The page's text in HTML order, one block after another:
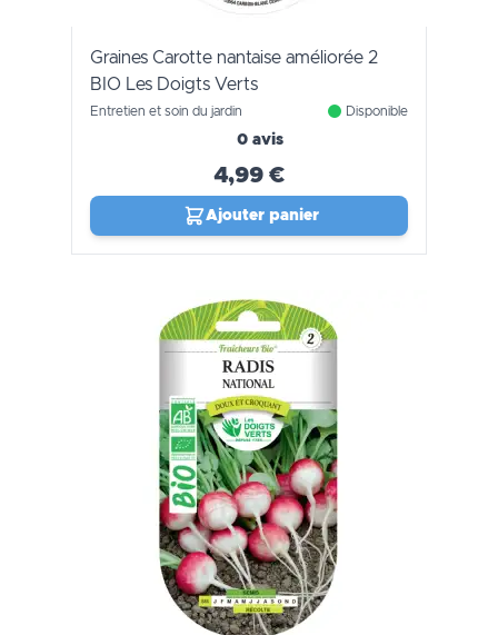
Graines Carotte nantaise améliorée 2
BIO Les Doigts Verts
Entretien et soin du jardin Disponible
0 avis
4,99 €
Ajouter panier